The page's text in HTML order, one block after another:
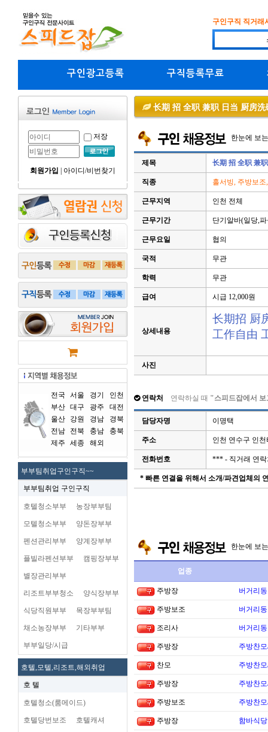
구인구직 직거래
구인광고등록 구직등록무료
저장
회원가입 아이디/비번찾기
전국 서울 경기
인천
부산 대구 광주
대전
울산
강원 경남
경북
전남
전북 충남
충북
제주
세종 해외
부부팀취업구인구직~~
부부팀취업 구인구직
호텔청소부부 농장부부팀
모텔청소부부 양돈장부부
펜션관리부부 양계장부부
플빌라펜션부부 캠핑장부부
별장관리부부
리조트부부청소 양식장부부
식당직원부부 목장부부팀
채소농장부부 기타부부
부부일당/시급
호텔,모텔,리조트,해외취업
호 텔
호텔청소(룸메이드)
호텔당번보조 호텔캐셔
长期 招 全职 兼职 日当 厨房洗
한눈에 보
제목 长期 招 全职 兼
직종 홀서빙, 주방보조
근무지역 인천 전체
근무기간 단기알바(일당,
근무요일 협의
국적 무관
학력 무관
급여 시급 12,000원
상세내용
长期招 厨
工作自由
사진
연락처 연락하실 때 "스피드잡에서
담당자명 이명택
주소 인천 연수구 인
전화번호 *** - 직거래 연
* 빠른 연결을 위해서 소개/파견업체의
한눈에 보
업종
주방장 버거리
주방보조 버거리
조리사 버거리
주방장 주방찬
찬모 주방찬
주방장 주방찬
주방보조 주방찬
주방장 함바식